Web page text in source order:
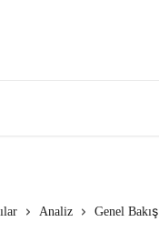
Analiz Genel Bakış